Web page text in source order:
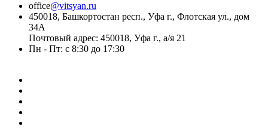
office@vitsyan.ru
450018, Башкортостан респ., Уфа г., Флотская ул., дом
34А
Почтовый адрес: 450018, Уфа г., а/я 21
Пн - Пт: с 8:30 до 17:30